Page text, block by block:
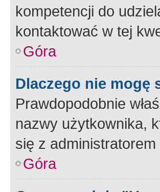
kompetencji do
kontaktować w tej
Góra
Dlaczego nie mogę
Prawdopodobnie
nazwy użytkownika,
się z
Góra